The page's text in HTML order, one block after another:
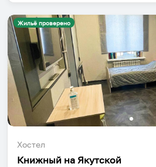
Жильё проверено
Хостел
Книжный на Якутской
Собери путешествие